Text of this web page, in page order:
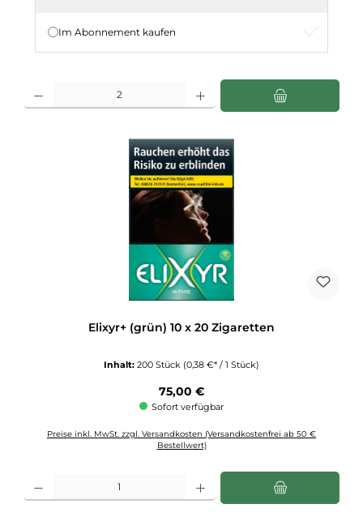
Im Abonnement kaufen
Produkt Anzahl: Gib den gewünschten Wert ein oder benutze die Schaltflächen
Elixyr+ (grün) 10 x 20 Zigaretten
Inhalt: 200 Stück (0,38 €* / 1 Stück)
Regulärer Preis:
75,00 €
Sofort verfügbar
Preise inkl. MwSt. zzgl. Versandkosten (Versandkostenfrei ab 50 €
Bestellwert)